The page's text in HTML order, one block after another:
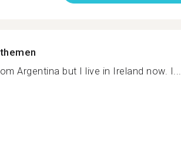
Argentina but I live in Ireland now. I...